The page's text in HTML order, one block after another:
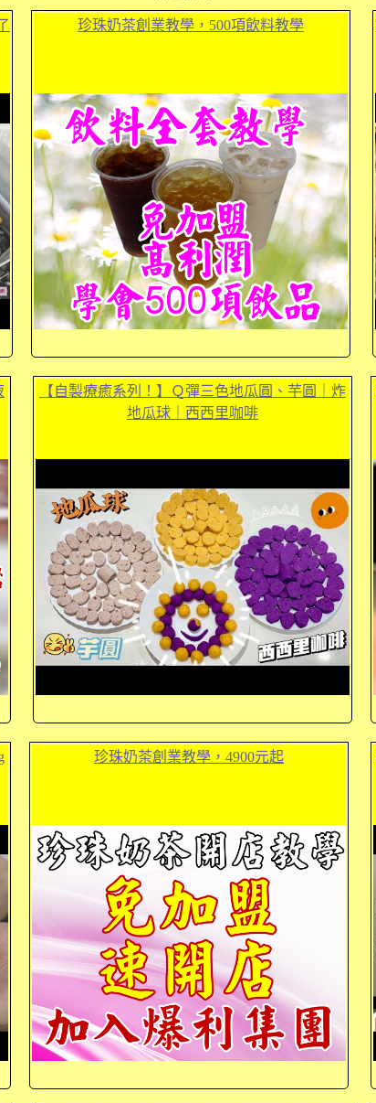
珍珠奶茶創業教學，500項飲料教學
【自製療癒系列！】Ｑ彈三色地瓜圓、芋圓｜炸
地瓜球｜西西里咖啡
珍珠奶茶創業教學，4900元起